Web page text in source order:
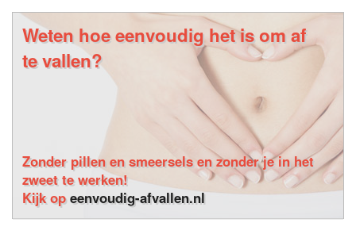
Weten hoe eenvoudig het is om af
te vallen?
Zonder pillen en smeersels en zonder je in het
zweet te werken!
Kijk opeenvoudig-afvallen.nl